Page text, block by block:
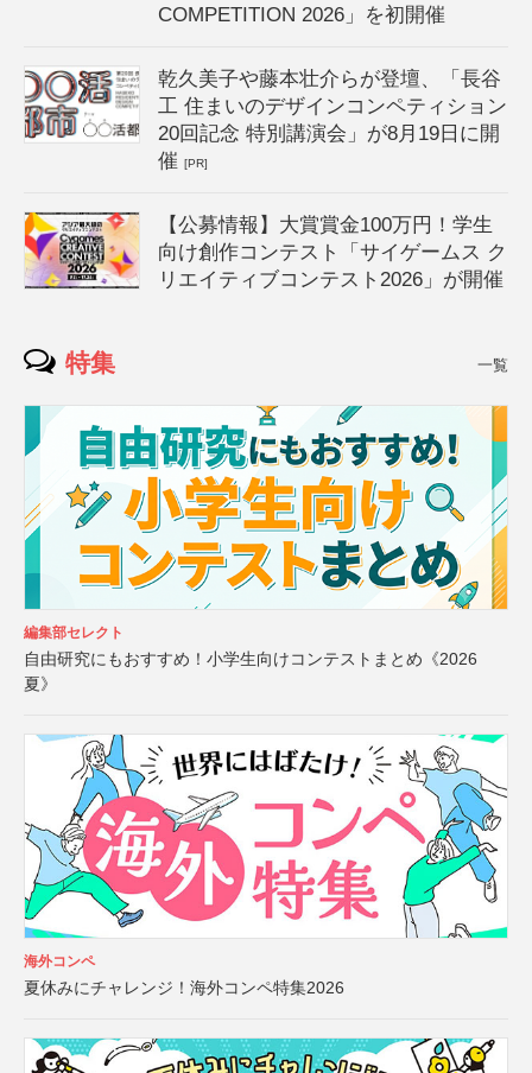
COMPETITION 2026」を初開催
乾久美子や藤本壮介らが登壇、「長谷
工 住まいのデザインコンペティション
20回記念 特別講演会」が8月19日に開
催[PR]
【公募情報】大賞賞金100万円！学生
向け創作コンテスト「サイゲームス ク
リエイティブコンテスト2026」が開催
特集 一覧
編集部セレクト
自由研究にもおすすめ！小学生向けコンテストまとめ《2026
夏》
海外コンペ
夏休みにチャレンジ！海外コンペ特集2026